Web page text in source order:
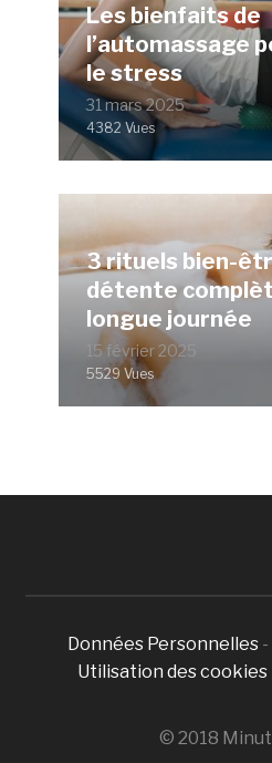
Les bienfaits de
l’automassage
le stress
31 mars 2025
4382 Vues
3 rituels bien-
détente
longue journée
15 février 2025
5529 Vues
Données Personnelles -
Utilisation des cookies
© 2018